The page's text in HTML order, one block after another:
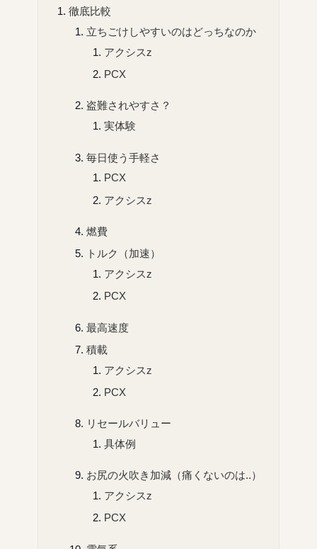
徹底比較
立ちごけしやすいのはどっちなのか
アクシスz
PCX
盗難されやすさ？
実体験
毎日使う手軽さ
PCX
アクシスz
燃費
トルク（加速）
アクシスz
PCX
最高速度
積載
アクシスz
PCX
リセールバリュー
具体例
お尻の火吹き加減（痛くないのは..）
アクシスz
PCX